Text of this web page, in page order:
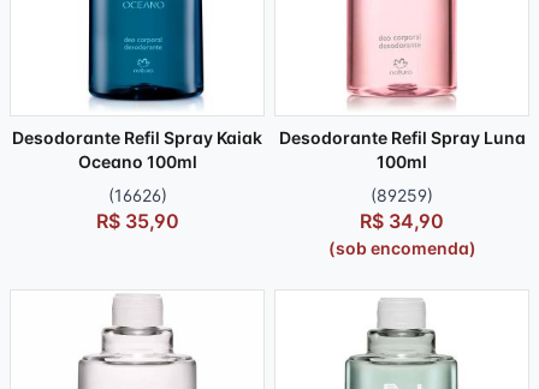
Desodorante Refil Spray Kaiak
Oceano 100ml
(16626)
R$ 35,90
Desodorante Refil Spray Luna
100ml
(89259)
R$ 34,90
(sob encomenda)